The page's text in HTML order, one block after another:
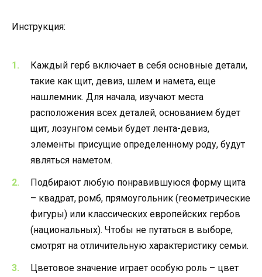
Инструкция:
Каждый герб включает в себя основные детали,
такие как щит, девиз, шлем и намета, еще
нашлемник. Для начала, изучают места
расположения всех деталей, основанием будет
щит, лозунгом семьи будет лента-девиз,
элементы присущие определенному роду, будут
являться наметом.
Подбирают любую понравившуюся форму щита
– квадрат, ромб, прямоугольник (геометрические
фигуры) или классических европейских гербов
(национальных). Чтобы не путаться в выборе,
смотрят на отличительную характеристику семьи.
Цветовое значение играет особую роль – цвет